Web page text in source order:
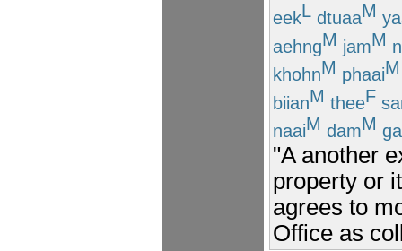
eekL dtuaaM
aehngM jamM
khohnM phaaiM
biianM theeF
naaiM damM
"A another
property or
agrees to
Office as